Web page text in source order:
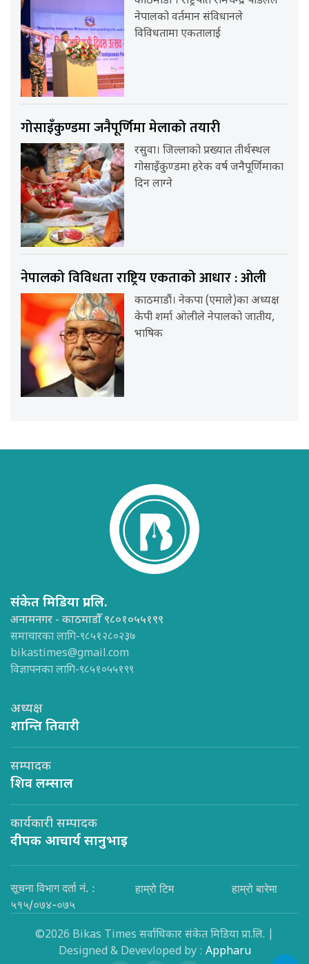
नेपालको वर्तमान संविधानले
विविधतामा एकतालाई
गोसाइँकुण्डमा जनैपूर्णिमा मेलाको तयारी
रसुवा। जिल्लाको प्रख्यात तीर्थस्थल
गोसाइँकुण्डमा हरेक वर्ष जनैपूर्णिमाका
दिन लाग्ने
नेपालको विविधता राष्ट्रिय एकताको आधार : ओली
काठमाडौं। नेकपा (एमाले)का अध्यक्ष
केपी शर्मा ओलीले नेपालको जातीय,
भाषिक
संकेत मिडिया प्रा.लि.
अनामनगर - काठमाडौँ ९८०१०५५१९९
समाचारका लागि-९८५१२८०२३७
bikastimes@gmail.com
विज्ञापनका लागि-९८५१०५५१९९
अध्यक्ष
शान्ति तिवारी
सम्पादक
शिव लम्साल
कार्यकारी सम्पादक
दीपक आचार्य सानुभाइ
सूचना विभाग दर्ता नं. :
५१५/०७४-०७५
हाम्रो टिम हाम्रो बारेमा
©2026 Bikas Times सर्वाधिकार संकेत मिडिया प्रा.लि. |
Designed & Devevloped by : Appharu